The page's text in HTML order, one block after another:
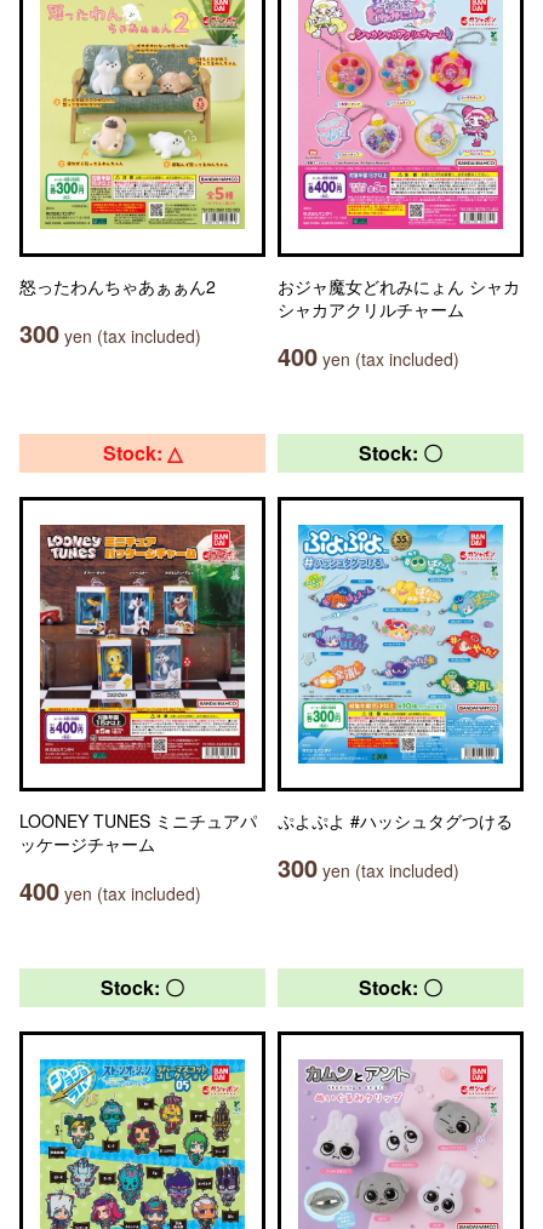
怒ったわんちゃあぁぁん2
300 yen (tax included)
おジャ魔女どれみにょん シャカ
シャカアクリルチャーム
400 yen (tax included)
Stock: △
LOONEY TUNES ミニチュアパ
ッケージチャーム
400 yen (tax included)
Stock: 〇
ぷよぷよ #ハッシュタグつける
300 yen (tax included)
Stock: 〇 Stock: 〇